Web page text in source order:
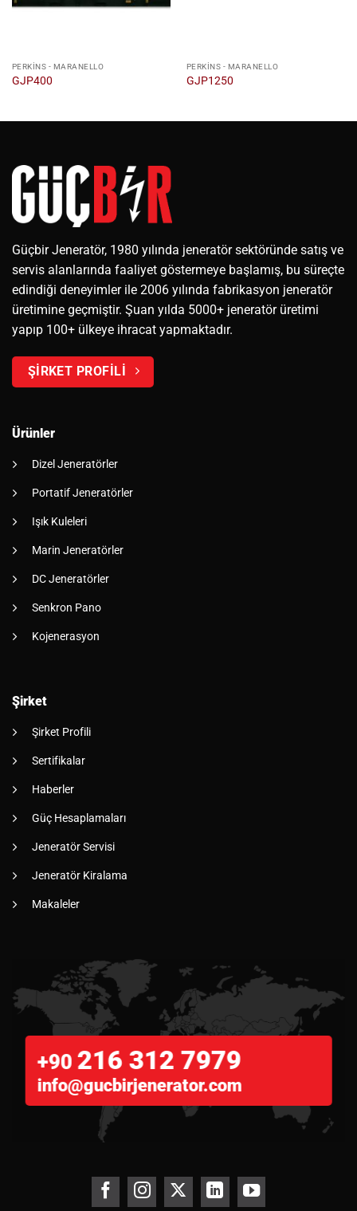
PERKINS - MARANELLO
GJP400
PERKINS - MARANELLO
GJP1250
Güçbir Jeneratör, 1980 yılında jeneratör sektöründe satış ve
servis alanlarında faaliyet göstermeye başlamış, bu süreçte
edindiği deneyimler ile 2006 yılında fabrikasyon jeneratör
üretimine geçmiştir. Şuan yılda 5000+ jeneratör üretimi
yapıp 100+ ülkeye ihracat yapmaktadır.
ŞİRKET PROFİLİ
Ürünler
Dizel Jeneratörler
Portatif Jeneratörler
Işık Kuleleri
Marin Jeneratörler
DC Jeneratörler
Senkron Pano
Kojenerasyon
Şirket
Şirket Profili
Sertifikalar
Haberler
Güç Hesaplamaları
Jeneratör Servisi
Jeneratör Kiralama
Makaleler
+90 216 312 7979
info@gucbirjenerator.com